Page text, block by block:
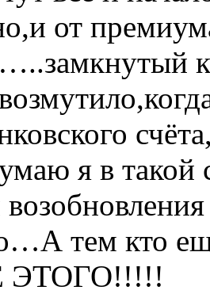
от
я в такой
тем кто
ЭТОГО!!!!!